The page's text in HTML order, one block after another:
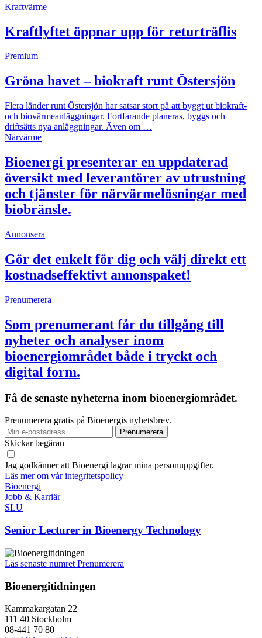
Kraftvärme
Kraftlyftet öppnar upp för returträflis
Premium
Gröna havet – biokraft runt Östersjön
Flera länder runt Östersjön har satsar stort på att byggt ut biokraft-
och biovärmeanläggningar. Fortfarande planeras, byggs och
driftsätts nya anläggningar. Även om …
Närvärme
Bioenergi presenterar en uppdaterad
översikt med leverantörer av utrustning
och tjänster för närvärmelösningar med
biobränsle.
Annonsera
Gör det enkelt för dig och välj direkt ett
kostnadseffektivt annonspaket!
Prenumerera
Som prenumerant får du tillgång till
nyheter och analyser inom
bioenergiområdet både i tryckt och
digital form.
Få de senaste nyheterna inom bioenergiområdet.
Prenumerera gratis på Bioenergis nyhetsbrev.
Skickar begäran
Jag godkänner att Bioenergi lagrar mina personuppgifter.
Läs mer om vår integritetspolicy
Bioenergi
Jobb & Karriär
SLU
Senior Lecturer in Bioenergy Technology
Läs senaste numret Prenumerera
Bioenergitidningen
Kammakargatan 22
111 40 Stockholm
08-441 70 80